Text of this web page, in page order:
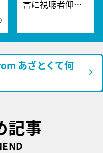
言に視聴者仰…
あざとくて何
記事